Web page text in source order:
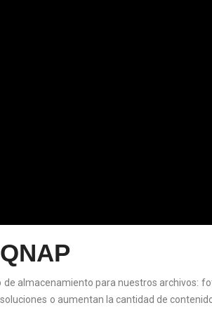
QNAP
almacenamiento para nuestros archivos:
o aumentan la cantidad de